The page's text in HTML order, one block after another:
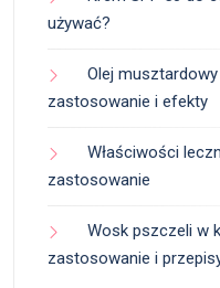
używać?
Olej
zastosowanie i efekty
Właściwości
zastosowanie
Wosk pszczeli w
zastosowanie i